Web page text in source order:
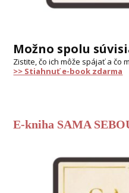
Možno spolu
Zistite, čo ich môže spájať a čo
>> Stiahnuť e-book zdarma
E-kniha SAMA